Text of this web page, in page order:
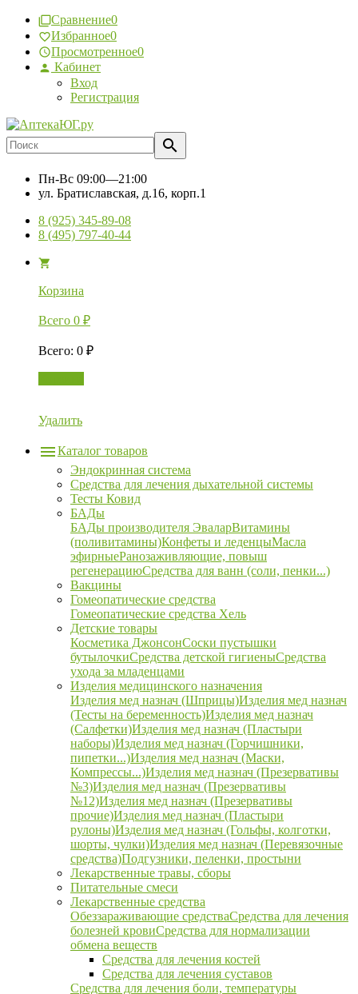
Сравнение0
Избранное0
Просмотренное0
Кабинет
Вход
Регистрация
Пн-Вс 09:00—21:00
ул. Братиславская, д.16, корп.1
8 (925) 345-89-08
8 (495) 797-40-44
Корзина
Всего 0 ₽
Всего: 0 ₽
Удалить
Каталог товаров
Эндокринная система
Средства для лечения дыхательной системы
Тесты Ковид
БАДы
БАДы производителя ЭваларВитамины
(поливитамины)Конфеты и леденцыМасла
эфирныеРанозаживляющие, повыш
регенерациюСредства для ванн (соли, пенки...)
Вакцины
Гомеопатические средства
Гомеопатические средства Хель
Детские товары
Косметика ДжонсонСоски пустышки
бутылочкиСредства детской гигиеныСредства
ухода за младенцами
Изделия медицинского назначения
Изделия мед назнач (Шприцы)Изделия мед назнач
(Тесты на беременность)Изделия мед назнач
(Салфетки)Изделия мед назнач (Пластыри
наборы)Изделия мед назнач (Горчишники,
пипетки...)Изделия мед назнач (Маски,
Компрессы...)Изделия мед назнач (Презервативы
№3)Изделия мед назнач (Презервативы
№12)Изделия мед назнач (Презервативы
прочие)Изделия мед назнач (Пластыри
рулоны)Изделия мед назнач (Гольфы, колготки,
шорты, чулки)Изделия мед назнач (Перевязочные
средства)Подгузники, пеленки, простыни
Лекарственные травы, сборы
Питательные смеси
Лекарственные средства
Обеззараживающие средстваСредства для лечения
болезней кровиСредства для нормализации
обмена веществ
Средства для лечения костей
Средства для лечения суставов
Средства для лечения боли, температуры